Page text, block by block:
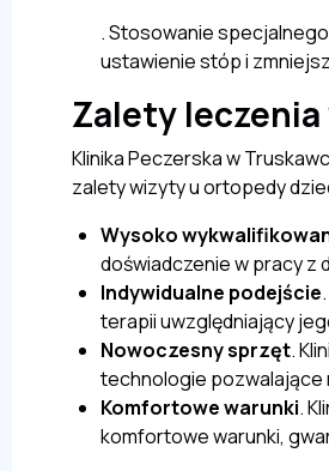
. Stosowanie
ustawienie stóp i
Zalety
Klinika Peczerska w
zalety wizyty u ortopedy
Wysoko
doświadczenie w pracy z
Indywidualne podejście
terapii uwzględniający
Nowoczesny sprzęt.
technologie pozwalające
Komfortowe warunki.
komfortowe warunki,